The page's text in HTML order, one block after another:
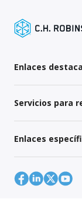
Enlaces
Servicios para
Enlaces